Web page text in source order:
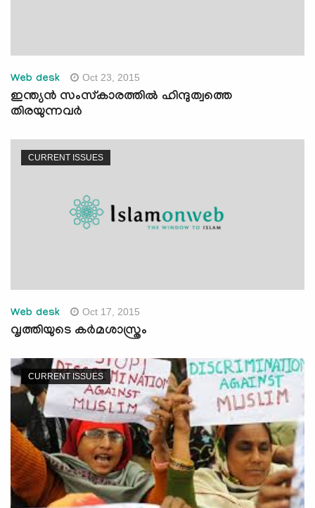
Web desk Oct 23, 2015
ഇന്ത്യന്‍ സംസ്‌കാരത്തില്‍ ഹിന്ദുത്വത്തെ
തിരയുന്നവര്‍
CURRENT ISSUES
Web desk Oct 17, 2015
വൃത്തിയുടെ കര്‍മശാസ്ത്രം
CURRENT ISSUES